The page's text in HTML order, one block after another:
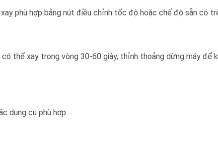
phù hợp bằng nút điều chỉnh tốc độ hoặc chế độ sẵn có
thể xay trong vòng 30-60 giây, thỉnh thoảng dừng máy để
dụng cụ phù hợp.